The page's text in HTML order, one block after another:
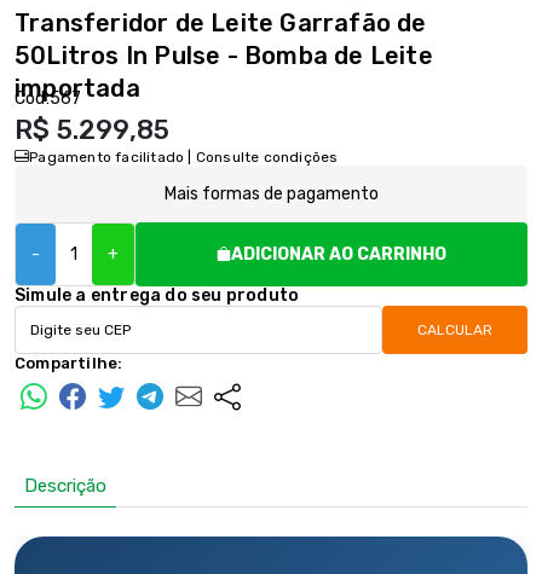
Transferidor de Leite Garrafão de
50Litros In Pulse - Bomba de Leite
importada
Cód:567
R$ 5.299,85
Pagamento facilitado | Consulte condições
Mais formas de pagamento
- +
ADICIONAR AO CARRINHO
Simule a entrega do seu produto
CALCULAR
Compartilhe:
Descrição